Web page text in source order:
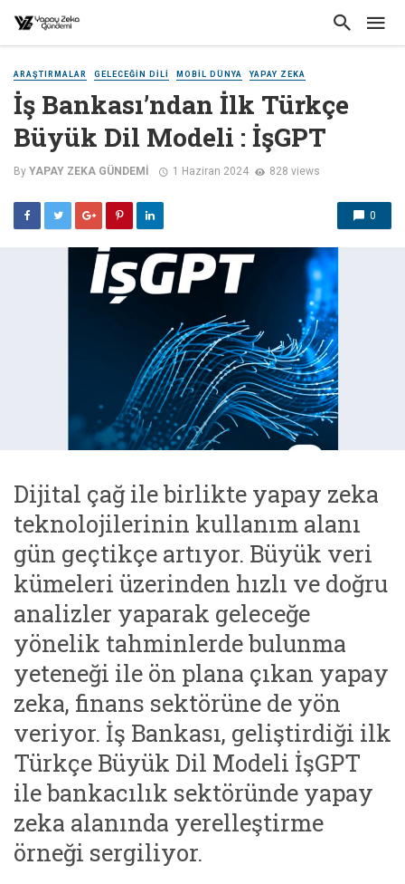
ARAŞTIRMALAR GELECEĞIN DILI MOBIL DÜNYA YAPAY ZEKA
İş Bankası’ndan İlk Türkçe
Büyük Dil Modeli : İşGPT
By YAPAY ZEKA GÜNDEMI 1 Haziran 2024 828 views
0
Dijital çağ ile birlikte yapay zeka
teknolojilerinin kullanım alanı
gün geçtikçe artıyor. Büyük veri
kümeleri üzerinden hızlı ve doğru
analizler yaparak geleceğe
yönelik tahminlerde bulunma
yeteneği ile ön plana çıkan yapay
zeka, finans sektörüne de yön
veriyor. İş Bankası, geliştirdiği ilk
Türkçe Büyük Dil Modeli İşGPT
ile bankacılık sektöründe yapay
zeka alanında yerelleştirme
örneği sergiliyor.